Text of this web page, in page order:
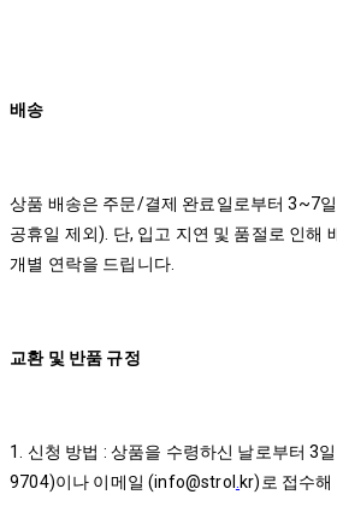
배송
상품 배송은 주문/결제 완료일로부터 3~7
공휴일 제외). 단, 입고 지연 및 품절로 인해
개별 연락을 드립니다.
교환 및 반품 규정
1. 신청 방법 : 상품을 수령하신 날로부터 3
9704)이나 이메일 (info@strol kr)로 접수해